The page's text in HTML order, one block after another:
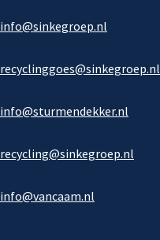
info@sinkegroep.nl
recyclinggoes@sinkegroep.nl
info@sturmendekker.nl
recycling@sinkegroep.nl
info@vancaam.nl